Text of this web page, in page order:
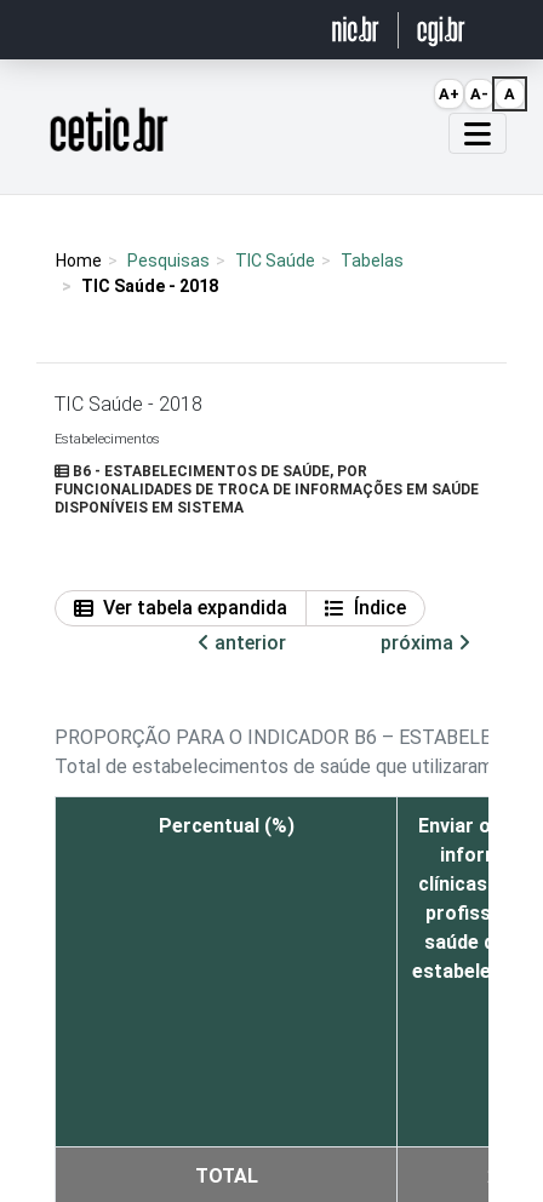
Página inicial
Home Pesquisas TIC Saúde
Tabelas
TIC Saúde - 2018
TIC Saúde - 2018
Estabelecimentos
B6 - ESTABELECIMENTOS DE SAÚDE, POR
FUNCIONALIDADES DE TROCA DE INFORMAÇÕES EM SAÚDE
DISPONÍVEIS EM SISTEMA
Ver tabela expandida
Índice
anterior
próxima
PROPORÇÃO PARA O INDICADOR B6 –
Total de estabelecimentos de saúde que utilizaram a
Percentual (%)
Enviar ou
clínicas
saúde de
TOTAL 23
A+ A- A